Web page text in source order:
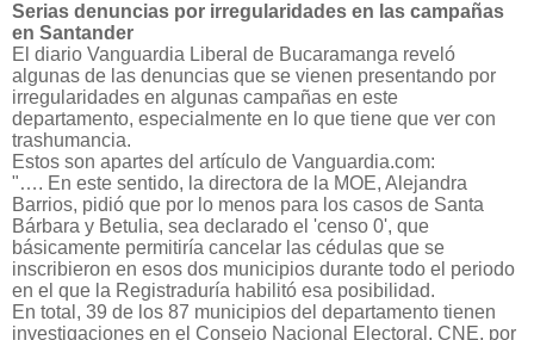
Serias denuncias por irregularidades en las campañas
en Santander
El diario Vanguardia Liberal de Bucaramanga reveló
algunas de las denuncias que se vienen presentando por
irregularidades en algunas campañas en este
departamento, especialmente en lo que tiene que ver con
trashumancia.
Estos son apartes del artículo de Vanguardia.com:
"…. En este sentido, la directora de la MOE, Alejandra
Barrios, pidió que por lo menos para los casos de Santa
Bárbara y Betulia, sea declarado el 'censo 0', que
básicamente permitiría cancelar las cédulas que se
inscribieron en esos dos municipios durante todo el periodo
en el que la Registraduría habilitó esa posibilidad.
En total, 39 de los 87 municipios del departamento tienen
investigaciones en el Consejo Nacional Electoral, CNE, por